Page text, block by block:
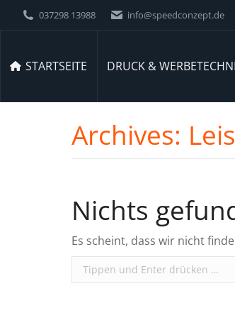
037298 13988 info@speedconzept.de
STARTSEITE DRUCK &
Archives:
Nichts
Es scheint, dass wir nicht
Search: